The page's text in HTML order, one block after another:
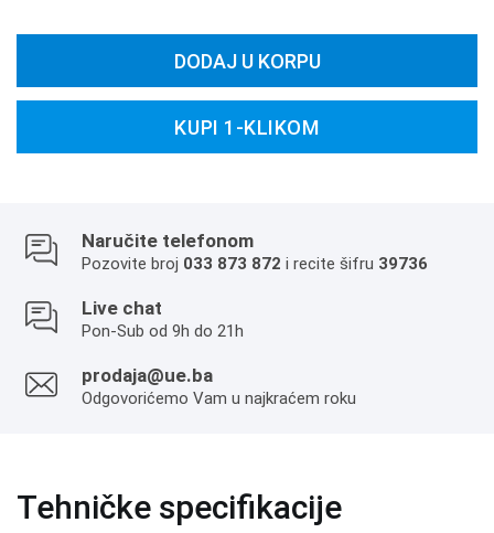
DODAJ U KORPU
KUPI 1-KLIKOM
Naručite telefonom
Pozovite broj 033 873 872 i recite šifru 39736
Live chat
Pon-Sub od 9h do 21h
prodaja@ue.ba
Odgovorićemo Vam u najkraćem roku
Tehničke specifikacije